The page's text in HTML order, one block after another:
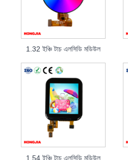
1.32 ইঞ্চি টাচ এলসিডি মডিউল
1.54 ইঞ্চি টাচ এলসিডি মডিউল